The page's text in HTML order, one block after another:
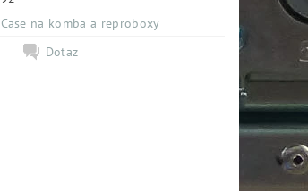
Case na komba a reproboxy
Dotaz